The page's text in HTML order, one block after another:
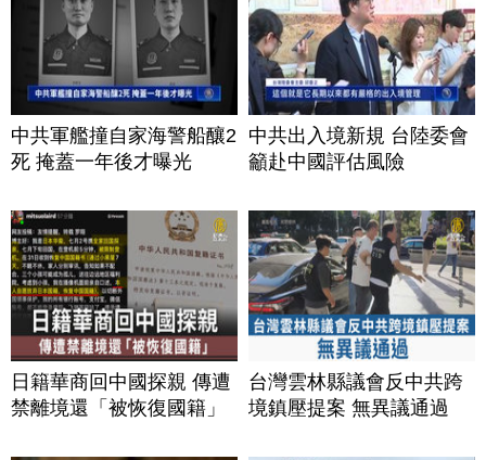
中共軍艦撞自家海警船釀2
死 掩蓋一年後才曝光
中共出入境新規 台陸委會
籲赴中國評估風險
日籍華商回中國探親 傳遭
禁離境還「被恢復國籍」
台灣雲林縣議會反中共跨
境鎮壓提案 無異議通過